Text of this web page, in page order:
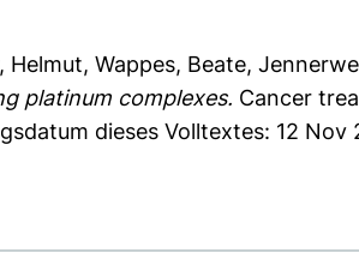
Helmut, Wappes, Beate,
platinum complexes. Cancer
dieses Volltextes: 12 Nov